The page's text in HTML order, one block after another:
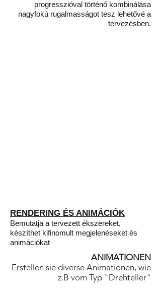
progresszióval történő kombinálása
nagyfokú rugalmasságot tesz lehetővé a
tervezésben.
RENDERING ÉS ANIMÁCIÓK
Bemutatja a tervezett ékszereket,
készíthet kifinomult megjelenéseket és
animációkat
ANIMATIONEN
Erstellen sie diverse Animationen, wie
z.B vom Typ "Drehteller"